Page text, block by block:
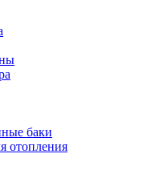
баки
отопления